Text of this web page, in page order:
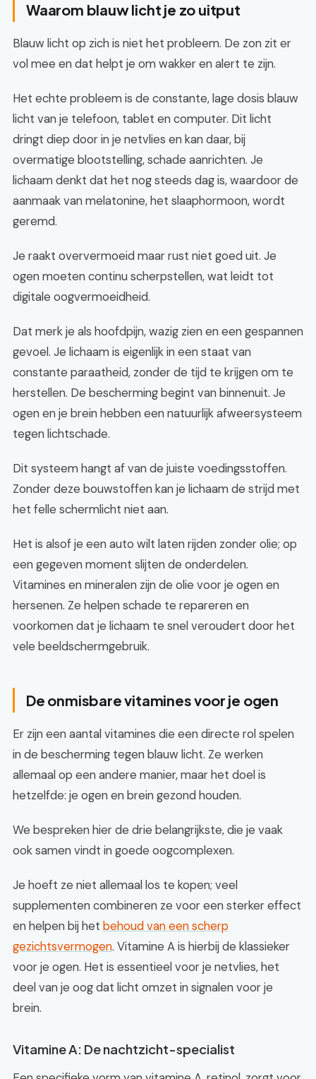
Waarom blauw licht je zo uitput
Blauw licht op zich is niet het probleem. De zon zit er
vol mee en dat helpt je om wakker en alert te zijn.
Het echte probleem is de constante, lage dosis blauw
licht van je telefoon, tablet en computer. Dit licht
dringt diep door in je netvlies en kan daar, bij
overmatige blootstelling, schade aanrichten. Je
lichaam denkt dat het nog steeds dag is, waardoor de
aanmaak van melatonine, het slaaphormoon, wordt
geremd.
Je raakt oververmoeid maar rust niet goed uit. Je
ogen moeten continu scherpstellen, wat leidt tot
digitale oogvermoeidheid.
Dat merk je als hoofdpijn, wazig zien en een gespannen
gevoel. Je lichaam is eigenlijk in een staat van
constante paraatheid, zonder de tijd te krijgen om te
herstellen. De bescherming begint van binnenuit. Je
ogen en je brein hebben een natuurlijk afweersysteem
tegen lichtschade.
Dit systeem hangt af van de juiste voedingsstoffen.
Zonder deze bouwstoffen kan je lichaam de strijd met
het felle schermlicht niet aan.
Het is alsof je een auto wilt laten rijden zonder olie; op
een gegeven moment slijten de onderdelen.
Vitamines en mineralen zijn de olie voor je ogen en
hersenen. Ze helpen schade te repareren en
voorkomen dat je lichaam te snel veroudert door het
vele beeldschermgebruik.
De onmisbare vitamines voor je ogen
Er zijn een aantal vitamines die een directe rol spelen
in de bescherming tegen blauw licht. Ze werken
allemaal op een andere manier, maar het doel is
hetzelfde: je ogen en brein gezond houden.
We bespreken hier de drie belangrijkste, die je vaak
ook samen vindt in goede oogcomplexen.
Je hoeft ze niet allemaal los te kopen; veel
supplementen combineren ze voor een sterker effect
en helpen bij het behoud van een scherp
gezichtsvermogen. Vitamine A is hierbij de klassieker
voor je ogen. Het is essentieel voor je netvlies, het
deel van je oog dat licht omzet in signalen voor je
brein.
Vitamine A: De nachtzicht-specialist